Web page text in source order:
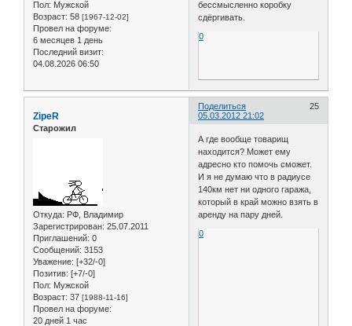
Пол: Мужской
Возраст: 58 [1967-12-02]
Провел на форуме:
6 месяцев 1 день
Последний визит:
04.08.2026 06:50
бессмысленно коробку
сдёргивать.
0
Поделиться
25
05.03.2012 21:02
ZipeR
Старожил
Откуда: РФ, Владимир
Зарегистрирован: 25.07.2011
Приглашений: 0
Сообщений: 3153
Уважение: [+32/-0]
Позитив: [+7/-0]
Пол: Мужской
Возраст: 37 [1988-11-16]
Провел на форуме:
20 дней 1 час
А где вообще товарищ
находится? Может ему
адресно кто помочь сможет.
И я не думаю что в радиусе
140км нет ни одного гаража,
который в край можно взять в
аренду на пару дней.
0